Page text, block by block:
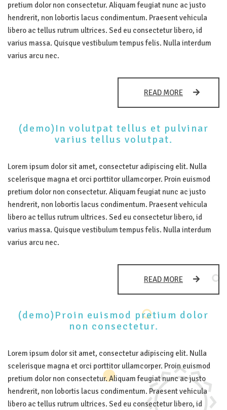
pretium dolor non consectetur. Aliquam feugiat nunc ac justo
hendrerit, non lobortis lacus condimentum. Praesent vehicula
libero ac tellus rutrum ultrices. Sed eu consectetur libero, id
varius massa. Quisque vestibulum tempus felis. Nulla interdum
varius arcu nec.
READ MORE(DEMO)UT
IN
MATTIS
(demo)In volutpat tellus et pulvinar
varius tellus volutpat.
Lorem ipsum dolor sit amet, consectetur adipiscing elit. Nulla
scelerisque magna et orci porttitor ullamcorper. Proin euismod
pretium dolor non consectetur. Aliquam feugiat nunc ac justo
hendrerit, non lobortis lacus condimentum. Praesent vehicula
libero ac tellus rutrum ultrices. Sed eu consectetur libero, id
varius massa. Quisque vestibulum tempus felis. Nulla interdum
varius arcu nec.
READ MORE(DEMO)IN
ET
PULVINAR
VOLUTPAT.
(demo)Proin euismod pretium dolor
non consectetur.
Lorem ipsum dolor sit amet, consectetur adipiscing elit. Nulla
scelerisque magna et orci porttitor ullamcorper. Proin euismod
pretium dolor non consectetur. Aliquam feugiat nunc ac justo
hendrerit, non lobortis lacus condimentum. Praesent vehicula
libero ac tellus rutrum ultrices. Sed eu consectetur libero, id